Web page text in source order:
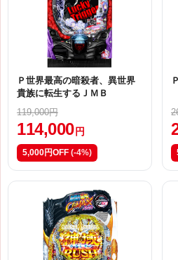
Ｐ世界最高の暗殺者、異世界
貴族に転生するＪＭＢ
119,000円
114,000 円
5,000円OFF (-4%)